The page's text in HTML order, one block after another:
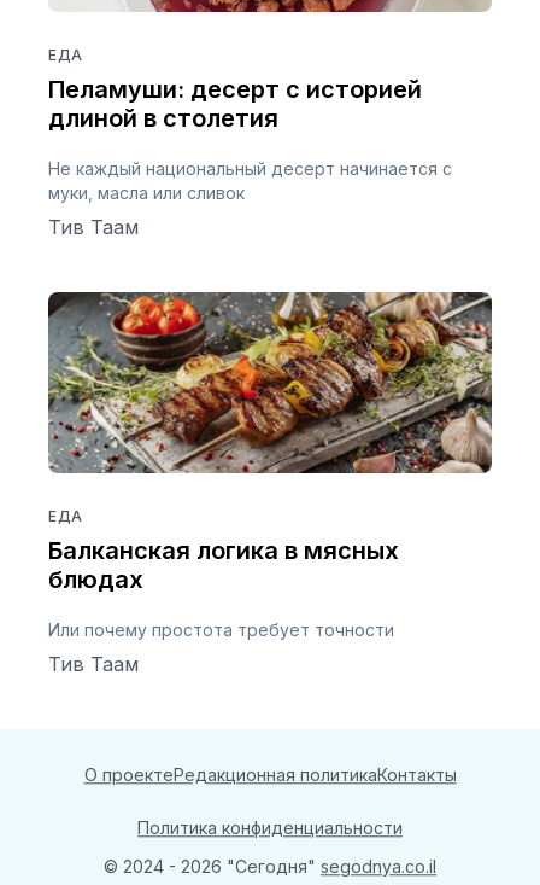
ЕДА
Пеламуши: десерт с историей
длиной в столетия
Не каждый национальный десерт начинается с
муки, масла или сливок
Тив Таам
ЕДА
Балканская логика в мясных
блюдах
Или почему простота требует точности
Тив Таам
О проектеРедакционная политикаКонтакты
Политика конфиденциальности
© 2024 - 2026 "Сегодня" segodnya.co.il